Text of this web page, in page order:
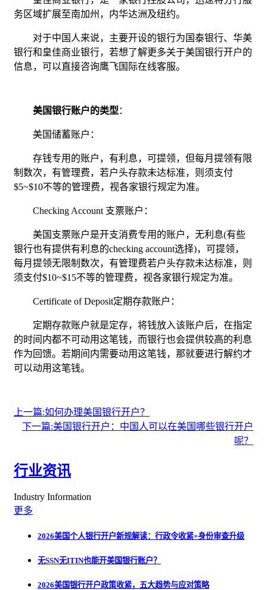
务区域扩展至南加州，内华达洲及纽约。
对于中国人来说，主要开设的银行为国泰银行、华美
银行和皇佳商业银行，若想了解更多关于美国银行开户的
信息，可以直接咨询鹰飞国际在线客服。
美国银行账户的类型 ：
美国储蓄账户：
存钱专用的账户，有利息，可提领，但每月提领有限
制数次，有管理费，若户头存款未达标准，则须支付
$5~$10不等的管理费，视各家银行规定为准。
Checking Account 支票账户：
美国支票账户是开支消费专用的账户，无利息(有些
银行也有提供有利息的checking account选择)，可提领，
每月提领无限制数次，有管理费若户头存款未达标准，则
须支付$10~$15不等的管理费，视各家银行规定为准。
Certificate of Deposit定期存款账户：
定期存款账户就是定存，将钱放入该账户后，在指定
的时间内都不可动用这笔钱，而银行也会提供较高的利息
作为回馈。若期间内需要动用这笔钱，那就要进行解约才
可以动用这笔钱。
上一篇:如何办理美国银行开户？
下一篇:美国银行开户：中国人可以在美国哪些银行开户
呢？
行业资讯
Industry Information
更多
2026美国个人银行开户新规解读：行政令收紧+身份审查升级
无SSN无ITIN也能开美国银行账户？
2026美国银行开户政策收紧，五大趋势与应对策略